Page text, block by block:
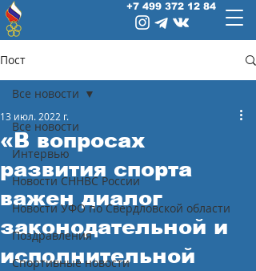
+7 499 372 12 84
Пост
Все новости
Интервью
Новости СННВС России
Новости УФО по Свердловской области
Поздравления
Спортивные новости
Все новости
«В вопросах
развития спорта
важен диалог
законодательной и
исполнительной
13 июл. 2022 г.